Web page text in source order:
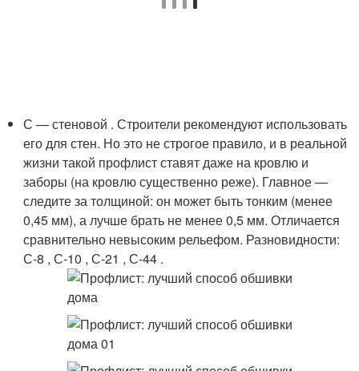
С — стеновой . Строители рекомендуют использовать
его для стен. Но это не строгое правило, и в реальной
жизни такой профлист ставят даже на кровлю и
заборы (на кровлю существенно реже). Главное —
следите за толщиной: он может быть тонким (менее
0,45 мм), а лучше брать не менее 0,5 мм. Отличается
сравнительно невысоким рельефом. Разновидности:
С-8 , С-10 , С-21 , С-44 .